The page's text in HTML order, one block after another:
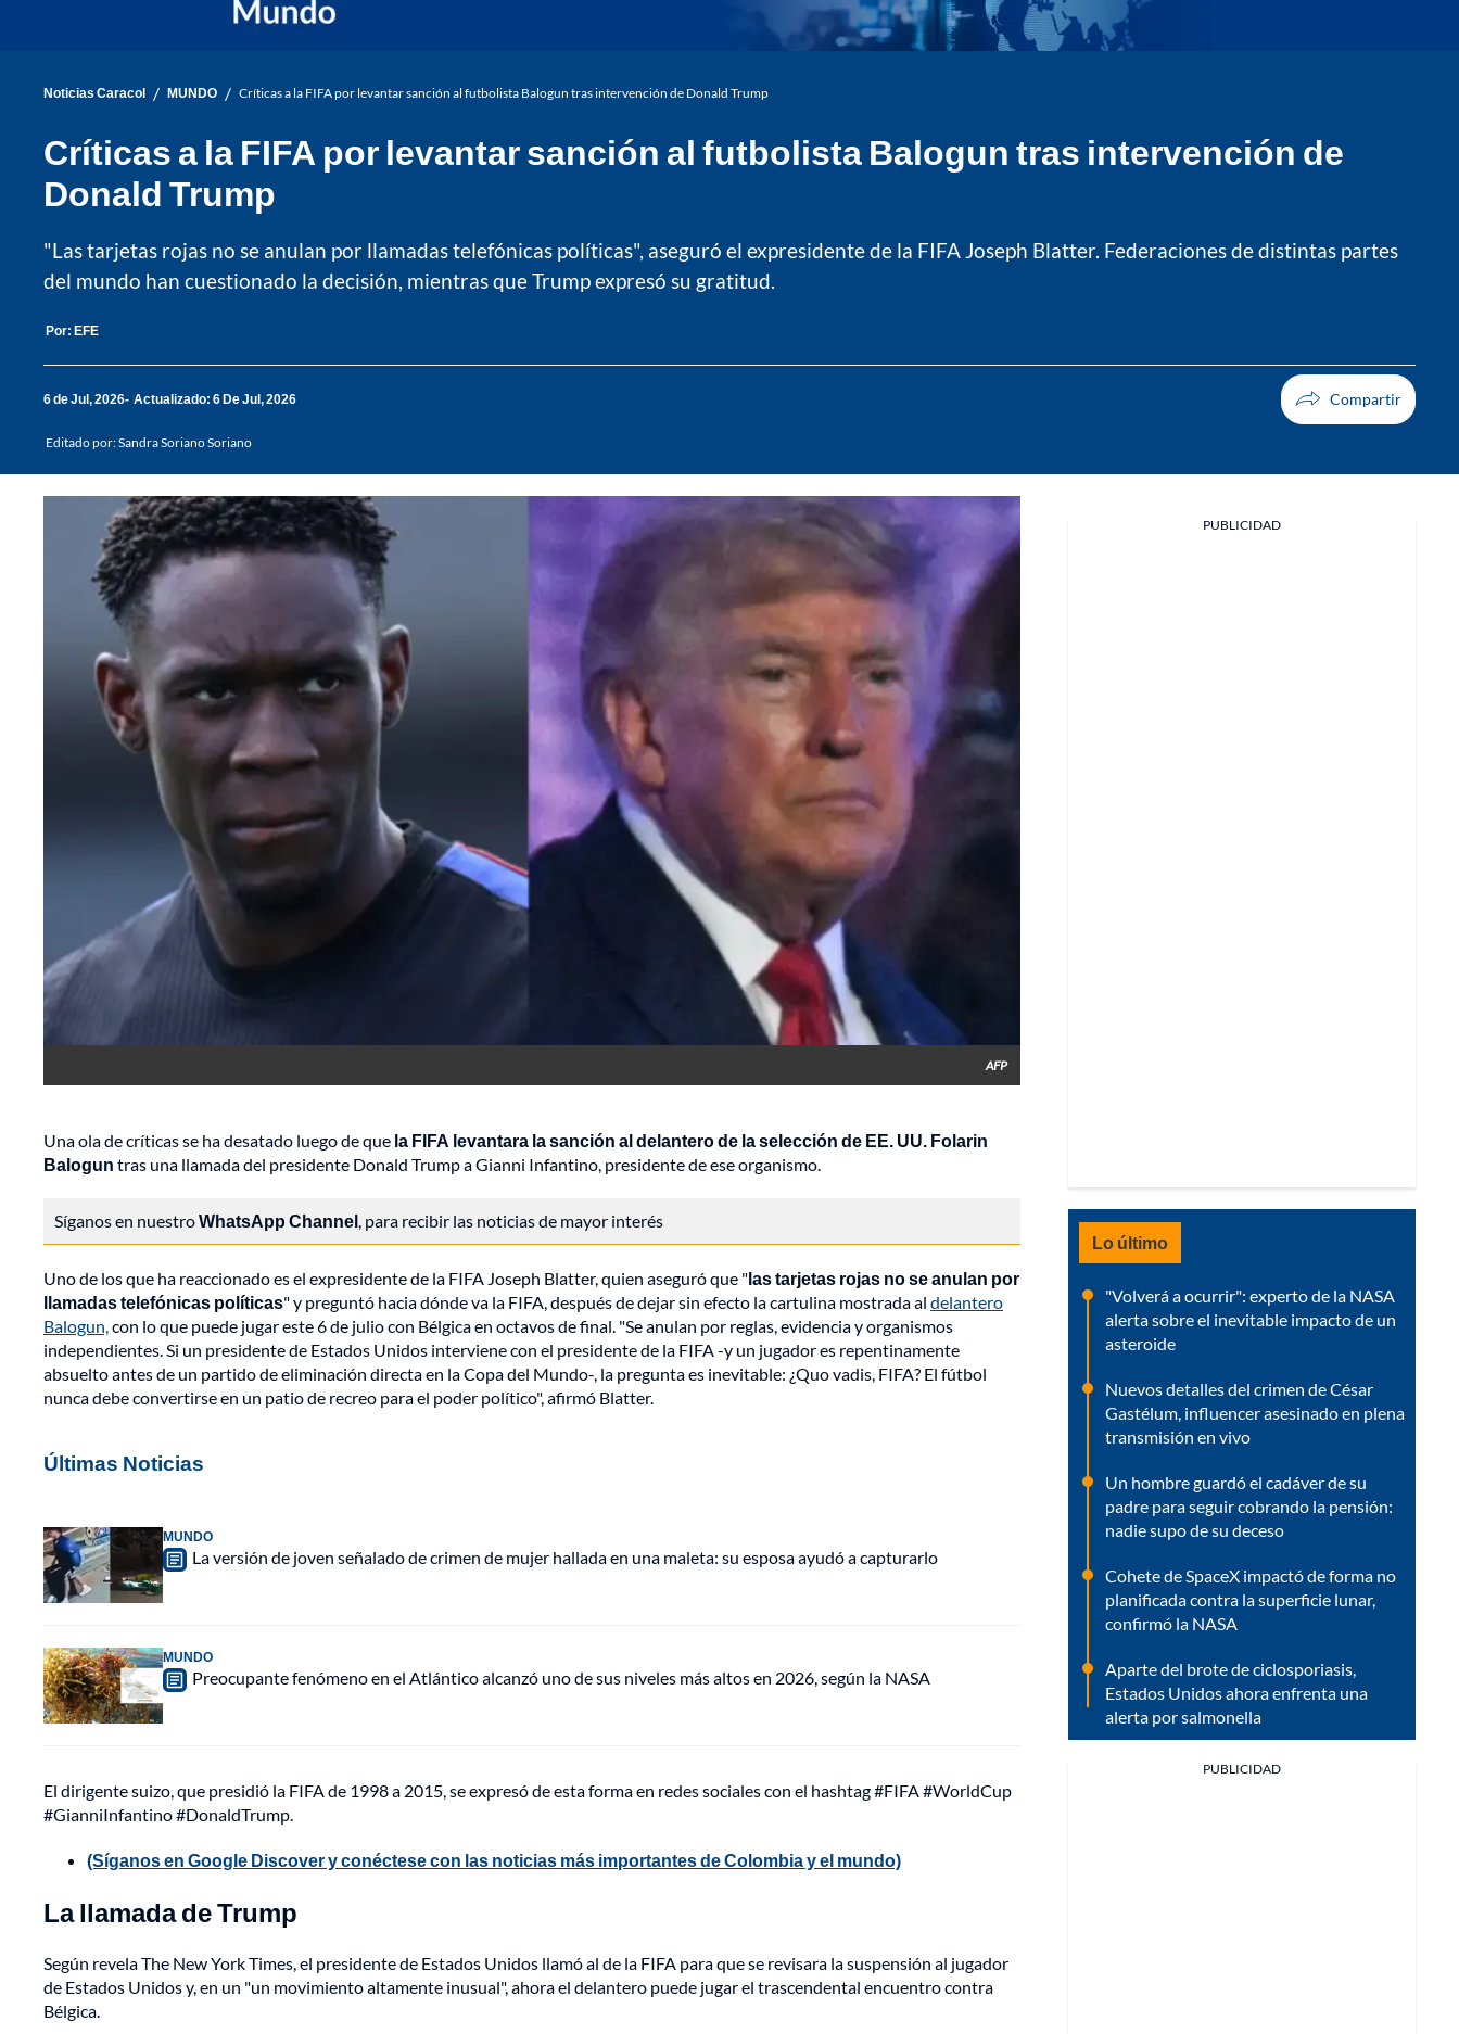
Noticias Caracol / MUNDO / Críticas a la FIFA por levantar sanción al futbolista Balogun tras intervención de Donald Trump
Críticas a la FIFA por levantar sanción al futbolista Balogun tras intervención de
Donald Trump
"Las tarjetas rojas no se anulan por llamadas telefónicas políticas", aseguró el expresidente de la FIFA Joseph Blatter. Federaciones de distintas partes
del mundo han cuestionado la decisión, mientras que Trump expresó su gratitud.
Por: EFE
6 de Jul, 2026 Actualizado: 6 De Jul, 2026
Editado por:Sandra Soriano Soriano
AFP
Una ola de críticas se ha desatado luego de que la FIFA levantara la sanción al delantero de la selección de EE. UU. Folarin
Balogun tras una llamada del presidente Donald Trump a Gianni Infantino, presidente de ese organismo.
Síganos en nuestroWhatsApp Channel, para recibir las noticias de mayor interés
Uno de los que ha reaccionado es el expresidente de la FIFA Joseph Blatter, quien aseguró que "las tarjetas rojas no se anulan por
llamadas telefónicas políticas" y preguntó hacia dónde va la FIFA, después de dejar sin efecto la cartulina mostrada al delantero
Balogun,con lo que puede jugar este 6 de julio con Bélgica en octavos de final. "Se anulan por reglas, evidencia y organismos
independientes. Si un presidente de Estados Unidos interviene con el presidente de la FIFA -y un jugador es repentinamente
absuelto antes de un partido de eliminación directa en la Copa del Mundo-, la pregunta es inevitable: ¿Quo vadis, FIFA? El fútbol
nunca debe convertirse en un patio de recreo para el poder político", afirmó Blatter.
Últimas Noticias
MUNDO
La versión de joven señalado de crimen de mujer hallada en una maleta: su esposa ayudó a capturarlo
MUNDO
Preocupante fenómeno en el Atlántico alcanzó uno de sus niveles más altos en 2026, según la NASA
El dirigente suizo, que presidió la FIFA de 1998 a 2015, se expresó de esta forma en redes sociales con el hashtag #FIFA #WorldCup
#GianniInfantino #DonaldTrump.
(Síganos en Google Discover y conéctese con las noticias más importantes de Colombia y el mundo)
La llamada de Trump
Según revela The New York Times, el presidente de Estados Unidos llamó al de la FIFA para que se revisara la suspensión al jugador
de Estados Unidos y, en un "un movimiento altamente inusual", ahora el delantero puede jugar el trascendental encuentro contra
Bélgica.
PUBLICIDAD
Lo último
"Volverá a ocurrir": experto de la NASA
alerta sobre el inevitable impacto de un
asteroide
Nuevos detalles del crimen de César
Gastélum, influencer asesinado en plena
transmisión en vivo
Un hombre guardó el cadáver de su
padre para seguir cobrando la pensión:
nadie supo de su deceso
Cohete de SpaceX impactó de forma no
planificada contra la superficie lunar,
confirmó la NASA
Aparte del brote de ciclosporiasis,
Estados Unidos ahora enfrenta una
alerta por salmonella
PUBLICIDAD